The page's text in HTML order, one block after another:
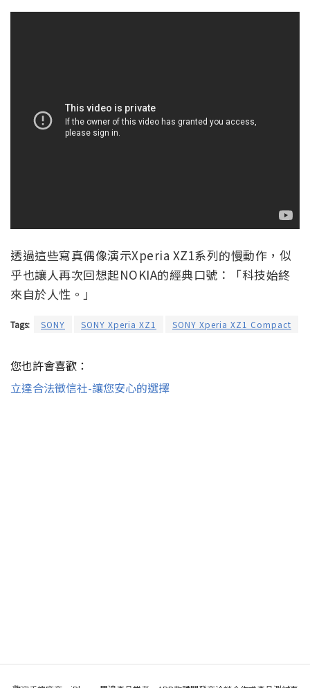
透過這些寫真偶像演示Xperia XZ1系列的慢動作，似
乎也讓人再次回想起NOKIA的經典口號：「科技始終
來自於人性。」
Tags: SONY SONY Xperia XZ1 SONY Xperia XZ1 Compact
您也許會喜歡：
立達合法徵信社-讓您安心的選擇